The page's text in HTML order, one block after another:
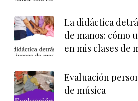
La didáctica
de manos: cómo
en mis clases de
Evaluación
de música